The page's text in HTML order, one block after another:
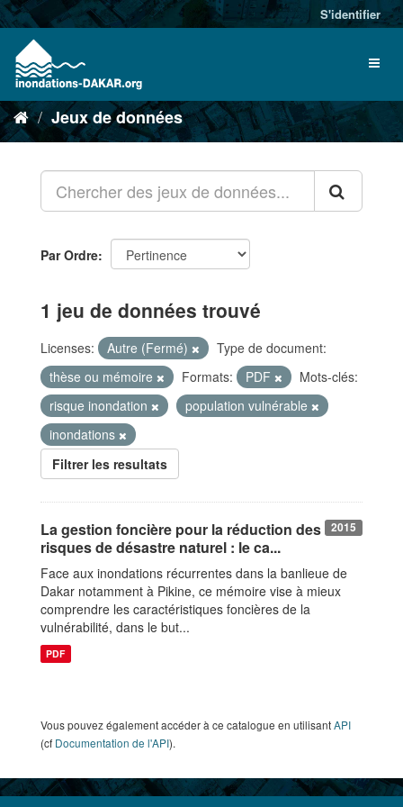
S'identifier
Jeux de données
Par Ordre
1 jeu de données trouvé
Licenses: Autre (Fermé)
Type de document:
thèse ou mémoire
Formats: PDF
Mots-clés:
risque inondation
population vulnérable
inondations
Filtrer les resultats
2015
La gestion foncière pour la réduction des
risques de désastre naturel : le ca...
Face aux inondations récurrentes dans la banlieue de
Dakar notamment à Pikine, ce mémoire vise à mieux
comprendre les caractéristiques foncières de la
vulnérabilité, dans le but...
PDF
Vous pouvez également accéder à ce catalogue en utilisantAPI
(cf Documentation de l'API).